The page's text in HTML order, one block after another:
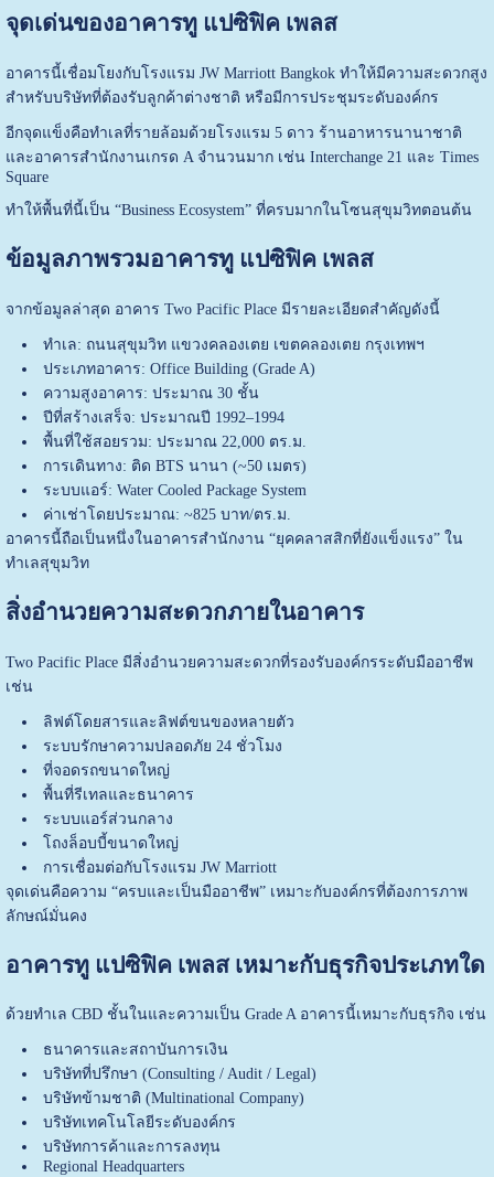
จุดเด่นของอาคารทู แปซิฟิค เพลส
อาคารนี้เชื่อมโยงกับโรงแรม JW Marriott Bangkok ทำให้มีความสะดวกสูง
สำหรับบริษัทที่ต้องรับลูกค้าต่างชาติ หรือมีการประชุมระดับองค์กร
อีกจุดแข็งคือทำเลที่รายล้อมด้วยโรงแรม 5 ดาว ร้านอาหารนานาชาติ
และอาคารสำนักงานเกรด A จำนวนมาก เช่น Interchange 21 และ Times
Square
ทำให้พื้นที่นี้เป็น “Business Ecosystem” ที่ครบมากในโซนสุขุมวิทตอนต้น
ข้อมูลภาพรวมอาคารทู แปซิฟิค เพลส
จากข้อมูลล่าสุด อาคาร Two Pacific Place มีรายละเอียดสำคัญดังนี้
ทำเล: ถนนสุขุมวิท แขวงคลองเตย เขตคลองเตย กรุงเทพฯ
ประเภทอาคาร: Office Building (Grade A)
ความสูงอาคาร: ประมาณ 30 ชั้น
ปีที่สร้างเสร็จ: ประมาณปี 1992–1994
พื้นที่ใช้สอยรวม: ประมาณ 22,000 ตร.ม.
การเดินทาง: ติด BTS นานา (~50 เมตร)
ระบบแอร์: Water Cooled Package System
ค่าเช่าโดยประมาณ: ~825 บาท/ตร.ม.
อาคารนี้ถือเป็นหนึ่งในอาคารสำนักงาน “ยุคคลาสสิกที่ยังแข็งแรง” ใน
ทำเลสุขุมวิท
สิ่งอำนวยความสะดวกภายในอาคาร
Two Pacific Place มีสิ่งอำนวยความสะดวกที่รองรับองค์กรระดับมืออาชีพ
เช่น
ลิฟต์โดยสารและลิฟต์ขนของหลายตัว
ระบบรักษาความปลอดภัย 24 ชั่วโมง
ที่จอดรถขนาดใหญ่
พื้นที่รีเทลและธนาคาร
ระบบแอร์ส่วนกลาง
โถงล็อบบี้ขนาดใหญ่
การเชื่อมต่อกับโรงแรม JW Marriott
จุดเด่นคือความ “ครบและเป็นมืออาชีพ” เหมาะกับองค์กรที่ต้องการภาพ
ลักษณ์มั่นคง
อาคารทู แปซิฟิค เพลส เหมาะกับธุรกิจประเภทใด
ด้วยทำเล CBD ชั้นในและความเป็น Grade A อาคารนี้เหมาะกับธุรกิจ เช่น
ธนาคารและสถาบันการเงิน
บริษัทที่ปรึกษา (Consulting / Audit / Legal)
บริษัทข้ามชาติ (Multinational Company)
บริษัทเทคโนโลยีระดับองค์กร
บริษัทการค้าและการลงทุน
Regional Headquarters